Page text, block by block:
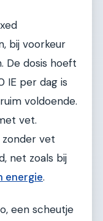
bij voorkeur
De dosis hoeft
IE per dag is
voldoende.
vet.
zonder vet
net zoals bij
energie.
een scheutje